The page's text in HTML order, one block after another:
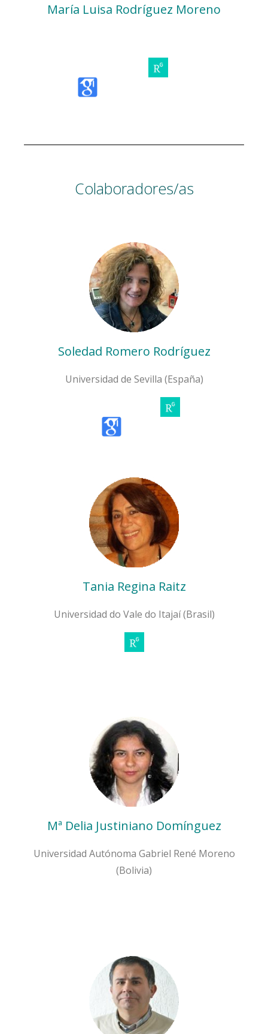
María Luisa Rodríguez Moreno
Colaboradores/as
Soledad Romero Rodríguez
Universidad de Sevilla (España)
Tania Regina Raitz
Universidad do Vale do Itajaí (Brasil)
Mª Delia Justiniano Domínguez
Universidad Autónoma Gabriel René Moreno
(Bolivia)